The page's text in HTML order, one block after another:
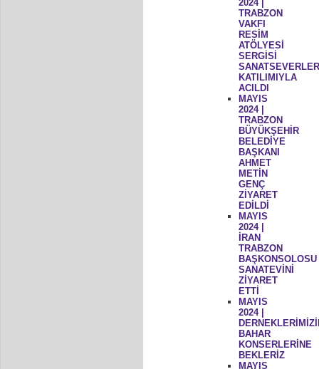
2024 |
TRABZON
VAKFI
RESİM
ATÖLYESİ
SERGİSİ
KATILIMIYLA
ACILDI
MAYIS
2024 |
TRABZON
BÜYÜKŞEHİR
BELEDİYE
BAŞKANI
AHMET
METİN
GENÇ
ZİYARET
EDİLDİ
MAYIS
2024 |
İRAN
TRABZON
BAŞKONSOLOSU
SANATEVİNİ
ZİYARET
ETTİ
MAYIS
2024 |
BAHAR
KONSERLERİNE
BEKLERİZ
MAYIS